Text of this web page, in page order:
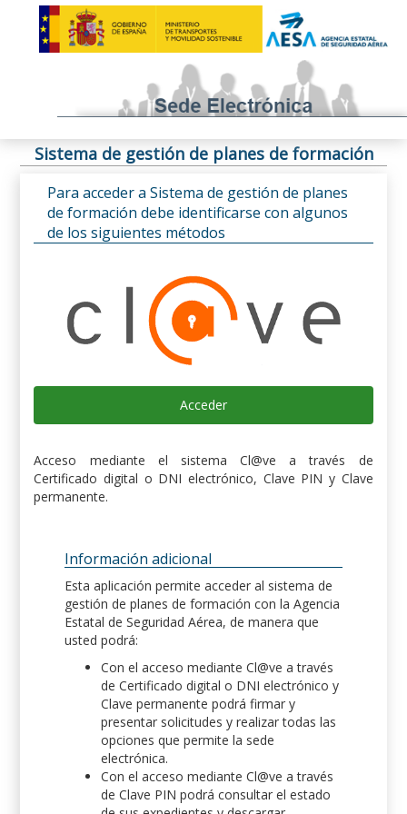
Sistema de gestión de planes de formación
Para acceder a Sistema de gestión de planes
de formación debe identificarse con algunos
de los siguientes métodos
Acceder
Acceso mediante el sistema Cl@ve a través de
Certificado digital o DNI electrónico, Clave PIN y Clave
permanente.
Información adicional
Esta aplicación permite acceder al sistema de
gestión de planes de formación con la Agencia
Estatal de Seguridad Aérea, de manera que
usted podrá:
Con el acceso mediante Cl@ve a través
de Certificado digital o DNI electrónico y
Clave permanente podrá firmar y
presentar solicitudes y realizar todas las
opciones que permite la sede
electrónica.
Con el acceso mediante Cl@ve a través
de Clave PIN podrá consultar el estado